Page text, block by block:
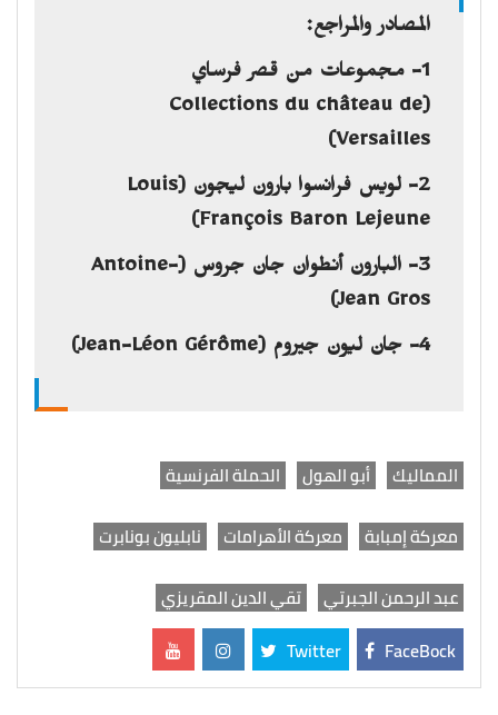
المصادر والمراجع:
1- مجموعات من قصر فرساي
(Collections du château de
Versailles)
2- لويس فرانسوا بارون ليجون (Louis
François Baron Lejeune)
3- البارون أنطوان جان جروس (Antoine-
Jean Gros)
4- جان ليون جيروم (
Jean-Léon Gérôme)
المماليك أبو الهول
الحملة الفرنسية
معركة إمبابة
معركة الأهرامات
نابليون بونابرت
عبد الرحمن الجبرتي
تقي الدين المقريزي
FaceBock
Twitter